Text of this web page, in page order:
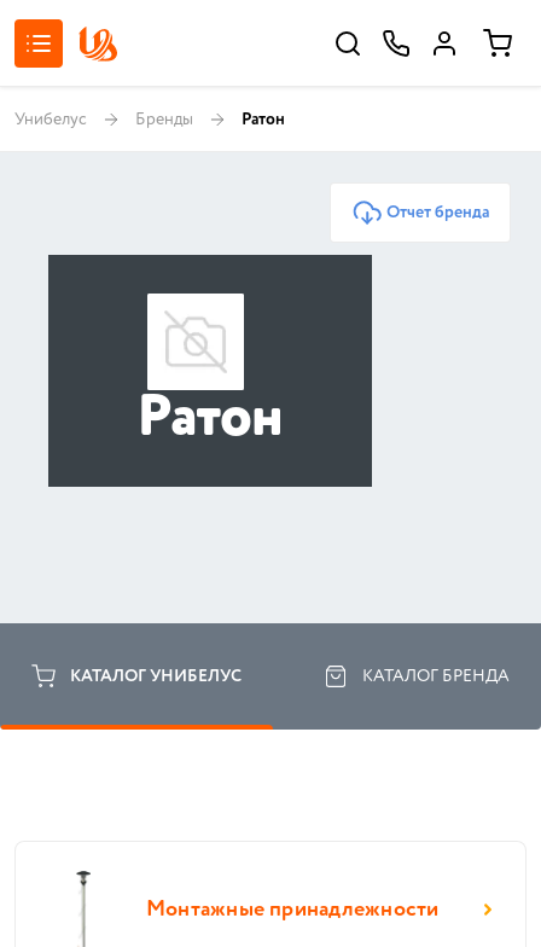
Унибелус Бренды Ратон
Отчет бренда
Ратон
КАТАЛОГ УНИБЕЛУС КАТАЛОГ БРЕНДА
Монтажные принадлежности